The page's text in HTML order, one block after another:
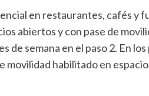
en restaurantes, cafés y
abiertos y con pase de
semana en el paso 2. En
movilidad habilitado en